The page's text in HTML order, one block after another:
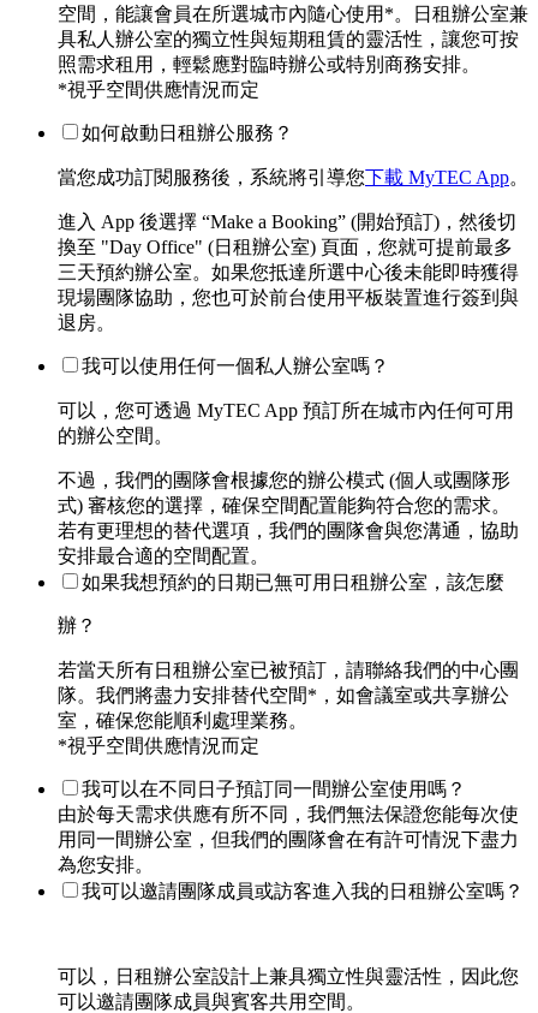
空間，能讓會員在所選城市內隨心使用*。日租辦公室兼
具私人辦公室的獨立性與短期租賃的靈活性，讓您可按
照需求租用，輕鬆應對臨時辦公或特別商務安排。
*視乎空間供應情況而定
如何啟動日租辦公服務？
當您成功訂閱服務後，系統將引導您下載 MyTEC App。
進入 App 後選擇 “Make a Booking” (開始預訂)，然後切
換至 "Day Office" (日租辦公室) 頁面，您就可提前最多
三天預約辦公室。如果您抵達所選中心後未能即時獲得
現場團隊協助，您也可於前台使用平板裝置進行簽到與
退房。
我可以使用任何一個私人辦公室嗎？
可以，您可透過 MyTEC App 預訂所在城市內任何可用
的辦公空間。
不過，我們的團隊會根據您的辦公模式 (個人或團隊形
式) 審核您的選擇，確保空間配置能夠符合您的需求。
若有更理想的替代選項，我們的團隊會與您溝通，協助
安排最合適的空間配置。
如果我想預約的日期已無可用日租辦公室，該怎麼
辦？
若當天所有日租辦公室已被預訂，請聯絡我們的中心團
隊。我們將盡力安排替代空間*，如會議室或共享辦公
室，確保您能順利處理業務。
*視乎空間供應情況而定
我可以在不同日子預訂同一間辦公室使用嗎？
由於每天需求供應有所不同，我們無法保證您能每次使
用同一間辦公室，但我們的團隊會在有許可情況下盡力
為您安排。
我可以邀請團隊成員或訪客進入我的日租辦公室嗎？
可以，日租辦公室設計上兼具獨立性與靈活性，因此您
可以邀請團隊成員與賓客共用空間。